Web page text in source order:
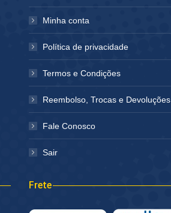
Minha conta
Política de privacidade
Termos e Condições
Reembolso, Trocas e Devoluções
Fale Conosco
Sair
Frete